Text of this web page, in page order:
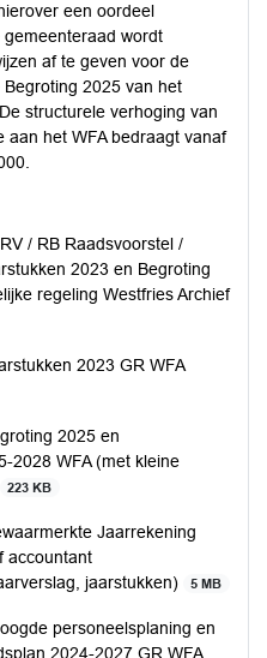
een oordeel
wordt
af te geven voor de
2025 van het
structurele verhoging van
aan het WFA bedraagt vanaf
/ RB Raadsvoorstel /
2023 en Begroting
regeling Westfries Archief
2023 GR WFA
2025 en
2028 WFA (met kleine
223 KB
Jaarrekening
accountant
jaarstukken)
5 MB
personeelsplaning en
2024-2027 GR WFA